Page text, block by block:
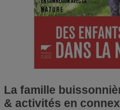
La famille
& activités en